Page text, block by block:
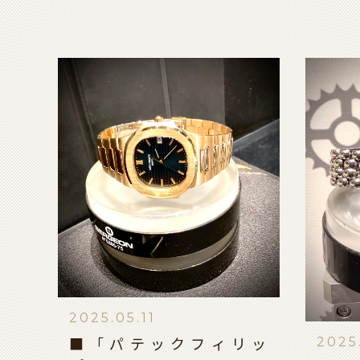
2025.05.11
■「パテックフィリッ